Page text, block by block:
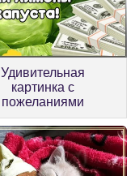
Удивительная
картинка с
пожеланиями